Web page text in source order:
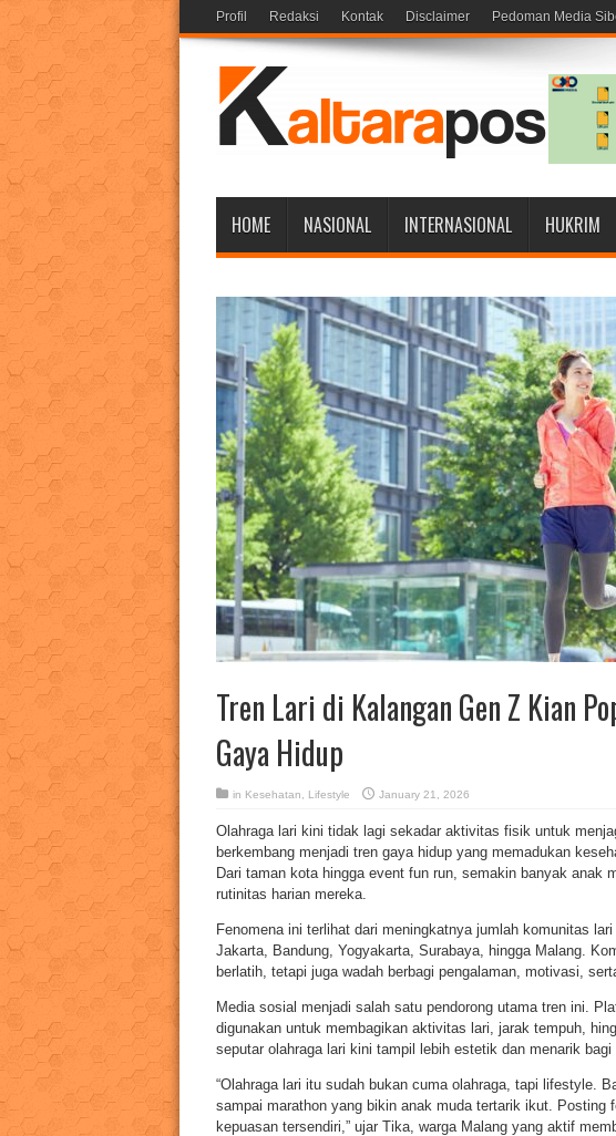
Profil Redaksi Kontak Disclaimer Pedoman Media
HOME NASIONAL INTERNASIONAL HUKRIM
Tren Lari di Kalangan Gen Z Kian
Gaya Hidup
in Kesehatan Lifestyle January 21, 2026
Olahraga lari kini tidak lagi sekadar aktivitas fisik untuk
berkembang menjadi tren gaya hidup yang memadukan
Dari taman kota hingga event fun run, semakin banyak anak
rutinitas harian mereka.
Fenomena ini terlihat dari meningkatnya jumlah komunitas
Jakarta, Bandung, Yogyakarta, Surabaya, hingga Malang.
berlatih, tetapi juga wadah berbagi pengalaman, motivasi,
Media sosial menjadi salah satu pendorong utama tren ini.
digunakan untuk membagikan aktivitas lari, jarak tempuh,
seputar olahraga lari kini tampil lebih estetik dan menarik bagi
“Olahraga lari itu sudah bukan cuma olahraga, tapi lifestyle.
sampai marathon yang bikin anak muda tertarik ikut. Posting
kepuasan tersendiri,” ujar Tika, warga Malang yang aktif